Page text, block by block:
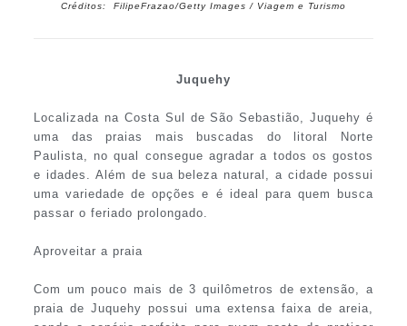
Créditos: FilipeFrazao/Getty Images / Viagem e Turismo
Juquehy
Localizada na Costa Sul de São Sebastião, Juquehy é
uma das praias mais buscadas do litoral Norte
Paulista, no qual consegue agradar a todos os gostos
e idades. Além de sua beleza natural, a cidade possui
uma variedade de opções e é ideal para quem busca
passar o feriado prolongado.
Aproveitar a praia
Com um pouco mais de 3 quilômetros de extensão, a
praia de Juquehy possui uma extensa faixa de areia,